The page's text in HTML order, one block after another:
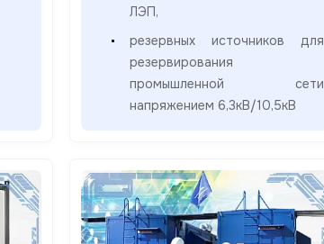
ЛЭП,
резервных источников для
резервирования
промышленной сети
напряжением 6,3кВ/10,5кВ